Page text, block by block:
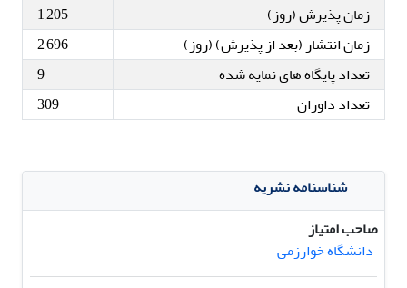
زمان پذیرش (روز)
1,205
زمان انتشار (بعد از پذیرش) (روز)
2,696
تعداد پایگاه های نمایه شده
9
تعداد داوران
309
شناسنامه نشریه
صاحب امتیاز
دانشگاه خوارزمی